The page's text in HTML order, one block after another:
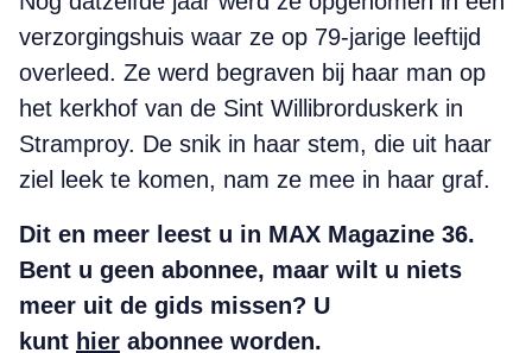
verzorgingshuis waar ze op 79-jarige leeftijd
overleed. Ze werd begraven bij haar man op
het kerkhof van de Sint Willibrorduskerk in
Stramproy. De snik in haar stem, die uit haar
ziel leek te komen, nam ze mee in haar graf.
Dit en meer leest u in MAX Magazine 36.
Bent u geen abonnee, maar wilt u niets
meer uit de gids missen? U
kunt hier abonnee worden.